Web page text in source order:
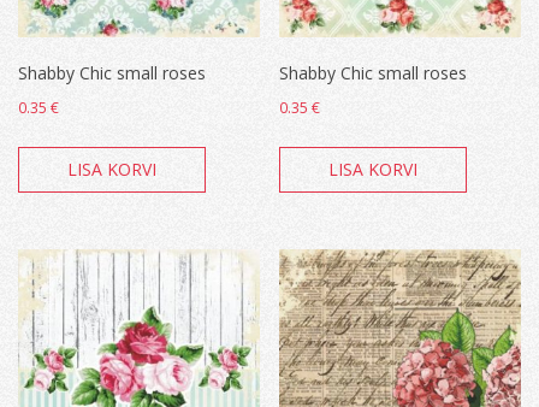
Shabby Chic small roses
0.35 €
LISA KORVI
Shabby Chic small roses
0.35€
LISA KORVI